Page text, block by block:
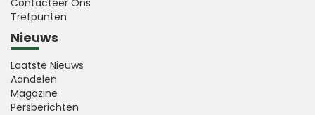
Contacteer Ons
Trefpunten
Nieuws
Laatste Nieuws
Aandelen
Magazine
Persberichten